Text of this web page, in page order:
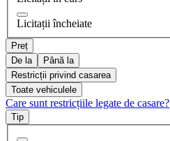
Licitații încheiate
Preț
De la
Până la
Restricții privind casarea
Toate vehiculele
Care sunt restricțiile legate de casare?
Tip